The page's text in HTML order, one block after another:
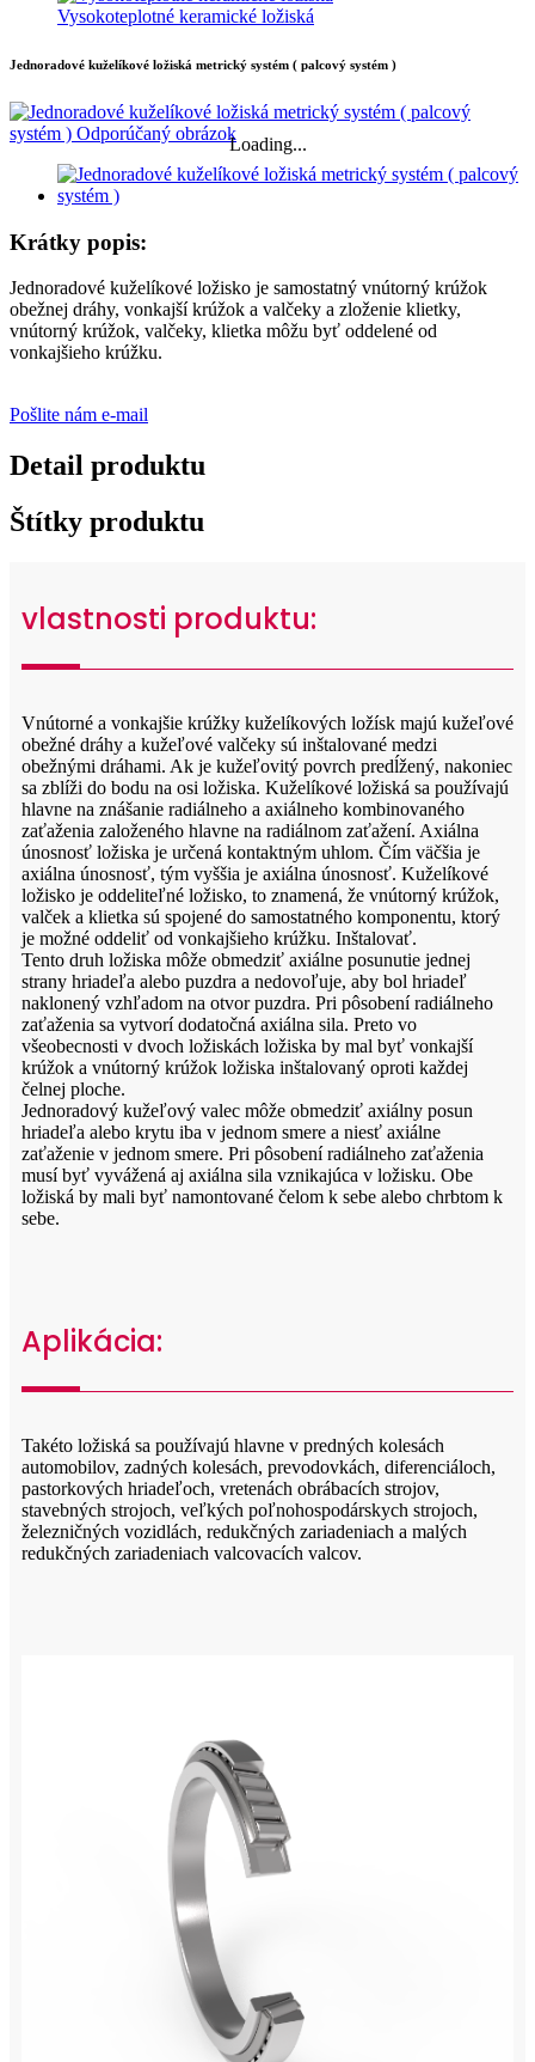
Vysokoteplotné keramické ložiská
Jednoradové kuželíkové ložiská metrický systém ( palcový systém )
Loading...
Krátky popis:
Jednoradové kuželíkové ložisko je samostatný vnútorný krúžok
obežnej dráhy, vonkajší krúžok a valčeky a zloženie klietky,
vnútorný krúžok, valčeky, klietka môžu byť oddelené od
vonkajšieho krúžku.
Pošlite nám e-mail
Detail produktu
Štítky produktu
vlastnosti produktu:
Vnútorné a vonkajšie krúžky kuželíkových ložísk majú kužeľové
obežné dráhy a kužeľové valčeky sú inštalované medzi
obežnými dráhami. Ak je kužeľovitý povrch predĺžený, nakoniec
sa zblíži do bodu na osi ložiska. Kuželíkové ložiská sa používajú
hlavne na znášanie radiálneho a axiálneho kombinovaného
zaťaženia založeného hlavne na radiálnom zaťažení. Axiálna
únosnosť ložiska je určená kontaktným uhlom. Čím väčšia je
axiálna únosnosť, tým vyššia je axiálna únosnosť. Kuželíkové
ložisko je oddeliteľné ložisko, to znamená, že vnútorný krúžok,
valček a klietka sú spojené do samostatného komponentu, ktorý
je možné oddeliť od vonkajšieho krúžku. Inštalovať.
Tento druh ložiska môže obmedziť axiálne posunutie jednej
strany hriadeľa alebo puzdra a nedovoľuje, aby bol hriadeľ
naklonený vzhľadom na otvor puzdra. Pri pôsobení radiálneho
zaťaženia sa vytvorí dodatočná axiálna sila. Preto vo
všeobecnosti v dvoch ložiskách ložiska by mal byť vonkajší
krúžok a vnútorný krúžok ložiska inštalovaný oproti každej
čelnej ploche.
Jednoradový kužeľový valec môže obmedziť axiálny posun
hriadeľa alebo krytu iba v jednom smere a niesť axiálne
zaťaženie v jednom smere. Pri pôsobení radiálneho zaťaženia
musí byť vyvážená aj axiálna sila vznikajúca v ložisku. Obe
ložiská by mali byť namontované čelom k sebe alebo chrbtom k
sebe.
Aplikácia:
Takéto ložiská sa používajú hlavne v predných kolesách
automobilov, zadných kolesách, prevodovkách, diferenciáloch,
pastorkových hriadeľoch, vretenách obrábacích strojov,
stavebných strojoch, veľkých poľnohospodárskych strojoch,
železničných vozidlách, redukčných zariadeniach a malých
redukčných zariadeniach valcovacích valcov.